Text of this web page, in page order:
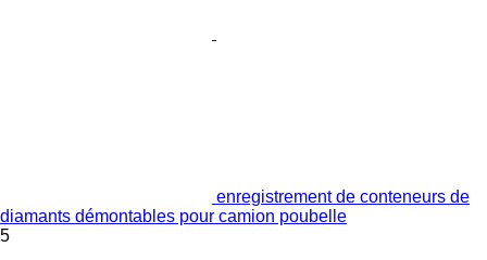
enregistrement de conteneurs de
diamants démontables pour camion poubelle
5